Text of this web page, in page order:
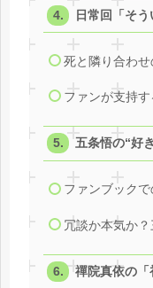
日常回「そ
死と隣り合わ
ファンが支持す
五条悟の“好
ファンブック
冗談か本気か
禪院真依の